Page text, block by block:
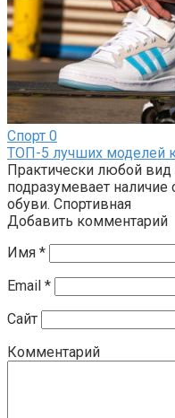
Спорт 0
ТОП-5 лучших моделей
Практически любой вид
подразумевает
обуви. Спортивная
Добавить комментарий
Имя *
Email *
Сайт
Комментарий